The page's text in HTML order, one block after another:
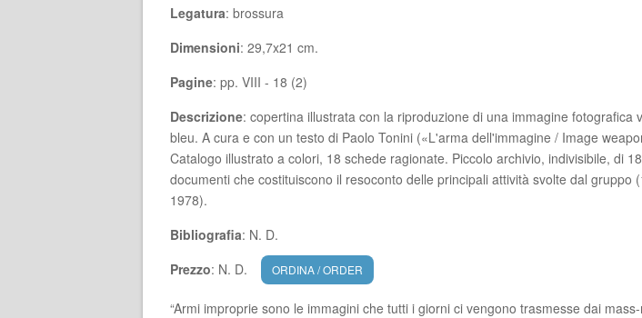
Legatura: brossura
Dimensioni: 29,7x21 cm.
Pagine: pp. VIII - 18 (2)
Descrizione: copertina illustrata con la riproduzione di una immagine fotografica
bleu. A cura e con un testo di Paolo Tonini («L'arma dell'immagine / Image
Catalogo illustrato a colori, 18 schede ragionate. Piccolo archivio, indivisibile, di 18
documenti che costituiscono il resoconto delle principali attività svolte dal gruppo
1978).
Bibliografia: N. D.
Prezzo: N. D. ORDINA / ORDER
“Armi improprie sono le immagini che tutti i giorni ci vengono trasmesse dai